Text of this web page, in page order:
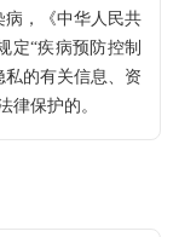
，《中华人民共
定“疾病预防控制
的有关信息、资
律保护的。